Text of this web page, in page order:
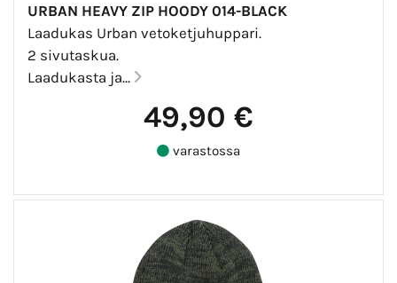
URBAN HEAVY ZIP HOODY 014-BLACK
Laadukas Urban vetoketjuhuppari.
2 sivutaskua.
Laadukasta ja...
49,90 €
varastossa